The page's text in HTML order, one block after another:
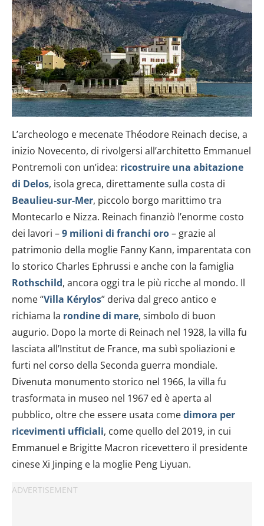
L’archeologo e mecenate Théodore Reinach decise, a
inizio Novecento, di rivolgersi all’architetto Emmanuel
Pontremoli con un’idea: ricostruire una abitazione
di Delos, isola greca, direttamente sulla costa di
Beaulieu-sur-Mer, piccolo borgo marittimo tra
Montecarlo e Nizza. Reinach finanziò l’enorme costo
dei lavori –9 milioni di franchi oro– grazie al
patrimonio della moglie Fanny Kann, imparentata con
lo storico Charles Ephrussi e anche con la famiglia
Rothschild, ancora oggi tra le più ricche al mondo. Il
nome “Villa Kérylos” deriva dal greco antico e
richiama la rondine di mare, simbolo di buon
augurio. Dopo la morte di Reinach nel 1928, la villa fu
lasciata all’Institut de France, ma subì spoliazioni e
furti nel corso della Seconda guerra mondiale.
Divenuta monumento storico nel 1966, la villa fu
trasformata in museo nel 1967 ed è aperta al
pubblico, oltre che essere usata comedimora per
ricevimenti ufficiali, come quello del 2019, in cui
Emmanuel e Brigitte Macron ricevettero il presidente
cinese Xi Jinping e la moglie Peng Liyuan.